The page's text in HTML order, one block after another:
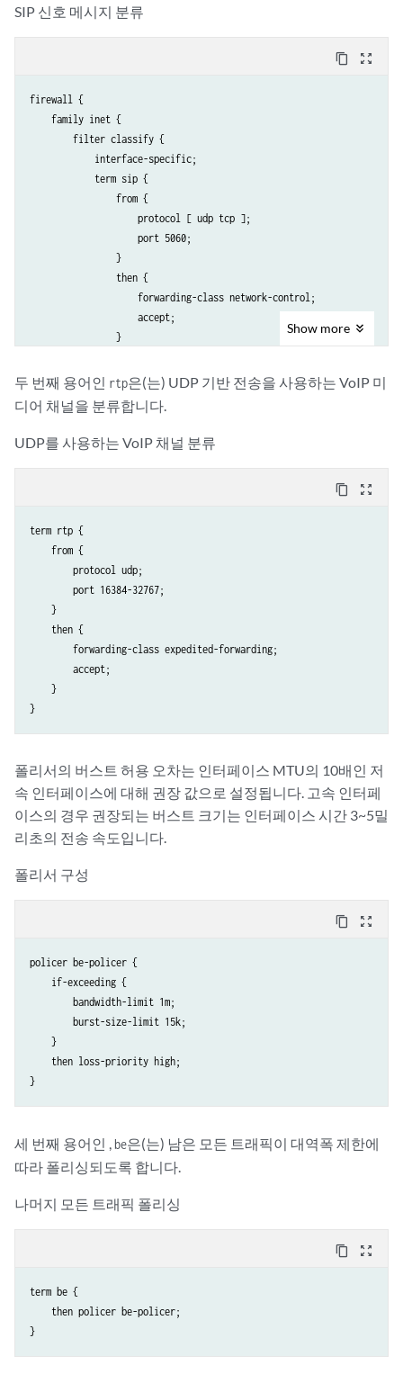
SIP 신호 메시지 분류
content_copy zoom_out_map
firewall {
    family inet {
        filter classify {
            interface-specific;
            term sip {
                from {
                    protocol [ udp tcp ];
                    port 5060;
                }
                then {
                    forwarding-class network-control;
                    accept;
                }
        }
Show more
두 번째 용어인 rtp은(는) UDP 기반 전송을 사용하는 VoIP 미
디어 채널을 분류합니다.
UDP를 사용하는 VoIP 채널 분류
content_copy zoom_out_map
term rtp {
    from {
        protocol udp;
        port 16384-32767;
    }
    then {
        forwarding-class expedited-forwarding;
        accept;
    }
폴리서의 버스트 허용 오차는 인터페이스 MTU의 10배인 저
속 인터페이스에 대해 권장 값으로 설정됩니다. 고속 인터페
이스의 경우 권장되는 버스트 크기는 인터페이스 시간 3~5밀
리초의 전송 속도입니다.
폴리서 구성
content_copy zoom_out_map
policer be-policer {
    if-exceeding {
        bandwidth-limit 1m;
        burst-size-limit 15k;
    }
    then loss-priority high;
세 번째 용어인 , be은(는) 남은 모든 트래픽이 대역폭 제한에
따라 폴리싱되도록 합니다.
나머지 모든 트래픽 폴리싱
content_copy zoom_out_map
term be {
    then policer be-policer;